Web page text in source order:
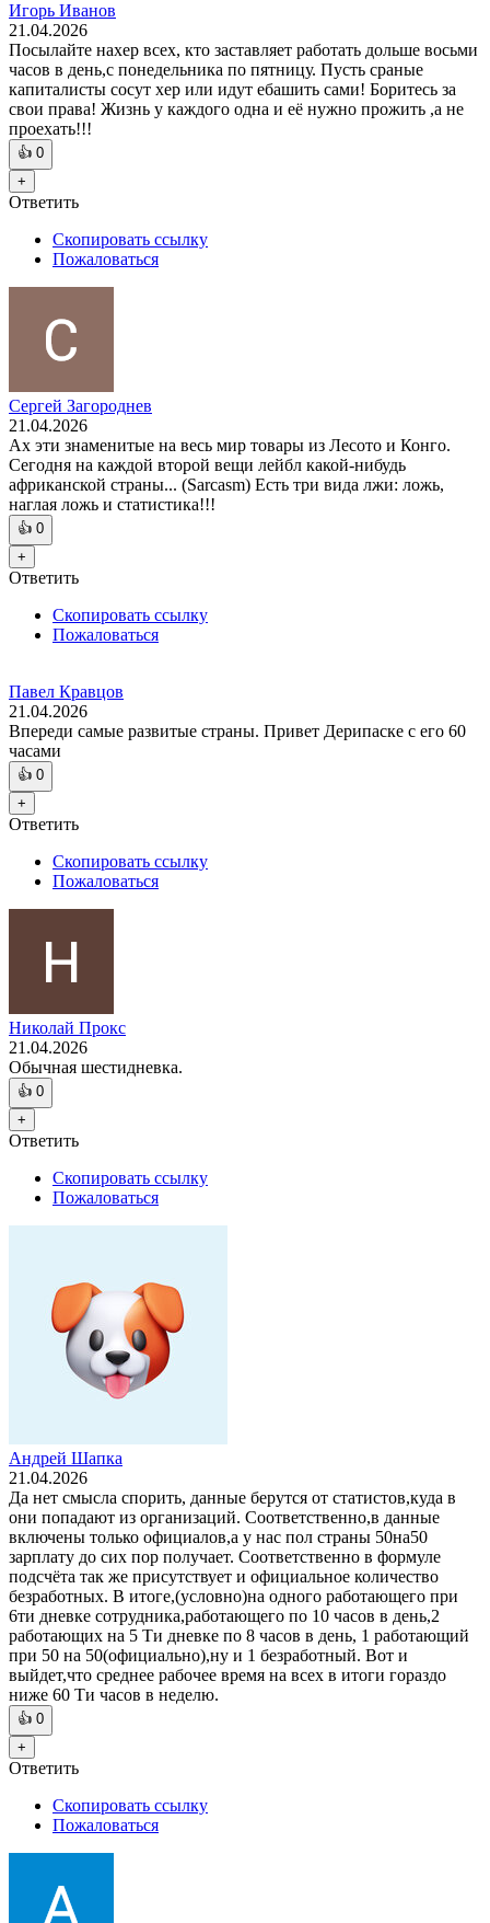
Игорь Иванов
21.04.2026
Посылайте нахер всех, кто заставляет работать дольше восьми
часов в день,с понедельника по пятницу. Пусть сраные
капиталисты сосут хер или идут ебашить сами! Боритесь за
свои права! Жизнь у каждого одна и её нужно прожить ,а не
проехать!!!
👍 0
+
Ответить
Скопировать ссылку
Пожаловаться
Сергей Загороднев
21.04.2026
Ах эти знаменитые на весь мир товары из Лесото и Конго.
Сегодня на каждой второй вещи лейбл какой-нибудь
африканской страны... (Sarcasm) Есть три вида лжи: ложь,
наглая ложь и статистика!!!
👍 0
+
Ответить
Скопировать ссылку
Пожаловаться
Павел Кравцов
21.04.2026
Впереди самые развитые страны. Привет Дерипаске с его 60
часами
👍 0
+
Ответить
Скопировать ссылку
Пожаловаться
Николай Прокс
21.04.2026
Обычная шестидневка.
👍 0
+
Ответить
Скопировать ссылку
Пожаловаться
Андрей Шапка
21.04.2026
Да нет смысла спорить, данные берутся от статистов,куда в
они попадают из организаций. Соответственно,в данные
включены только официалов,а у нас пол страны 50на50
зарплату до сих пор получает. Соответственно в формуле
подсчёта так же присутствует и официальное количество
безработных. В итоге,(условно)на одного работающего при
6ти дневке сотрудника,работающего по 10 часов в день,2
работающих на 5 Ти дневке по 8 часов в день, 1 работающий
при 50 на 50(официально),ну и 1 безработный. Вот и
выйдет,что среднее рабочее время на всех в итоги гораздо
ниже 60 Ти часов в неделю.
👍 0
+
Ответить
Скопировать ссылку
Пожаловаться